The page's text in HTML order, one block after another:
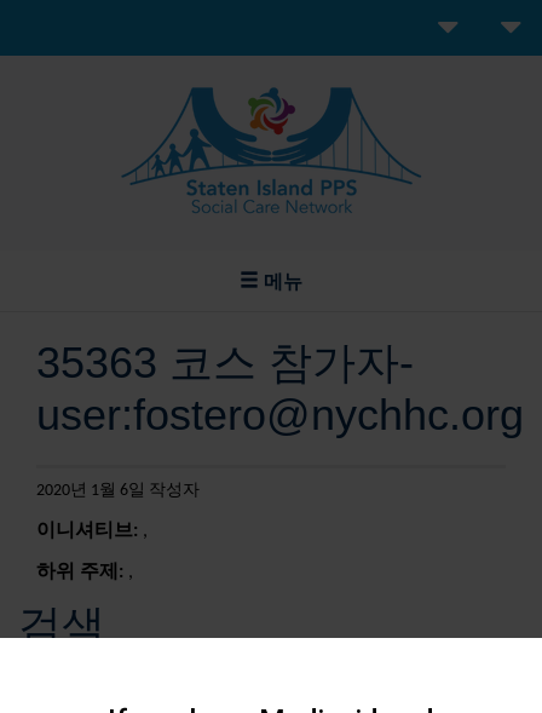
메뉴
35363 코스 참가자-
user:fostero@nychhc.org
2020년 1월 6일 작성자
이니셔티브: ,
하위 주제: ,
검색